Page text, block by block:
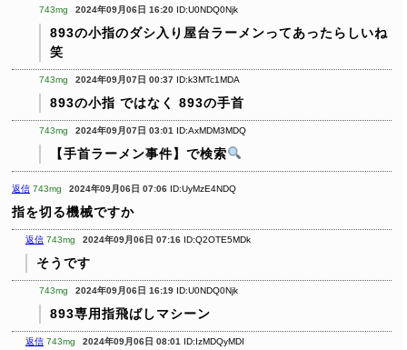
743mg 2024年09月06日 16:20 ID:U0NDQ0Njk
893の小指のダシ入り屋台ラーメンってあったらしいね
笑
743mg 2024年09月07日 00:37 ID:k3MTc1MDA
893の小指 ではなく 893の手首
743mg 2024年09月07日 03:01 ID:AxMDM3MDQ
【手首ラーメン事件】で検索
返信 743mg 2024年09月06日 07:06 ID:UyMzE4NDQ
指を切る機械ですか
返信 743mg 2024年09月06日 07:16 ID:Q2OTE5MDk
そうです
743mg 2024年09月06日 16:19 ID:U0NDQ0Njk
893専用指飛ばしマシーン
返信 743mg 2024年09月06日 08:01 ID:IzMDQyMDI